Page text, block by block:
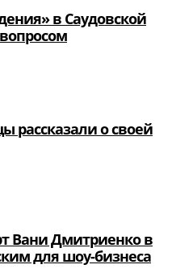
в Саудовской
рассказали о своей
Вани Дмитриенко в
для шоу-бизнеса